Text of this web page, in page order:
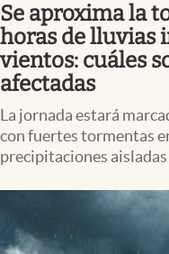
Se aproxima la
horas de lluvias
vientos: cuáles
afectadas
La jornada estará
con fuertes tormentas
precipitaciones